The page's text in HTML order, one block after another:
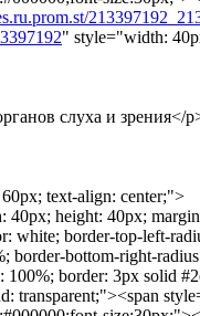
" style="width:
слуха и зрения</
text-align: center;">
40px; height: 40px;
white; border-top-left-
border-bottom-right-
100%; border: 3px solid
transparent;"><span